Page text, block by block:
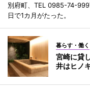
別府町、TEL 0985-74-
日で1カ月がたった。
暮らす・働く
宮崎に貸
井はヒノ